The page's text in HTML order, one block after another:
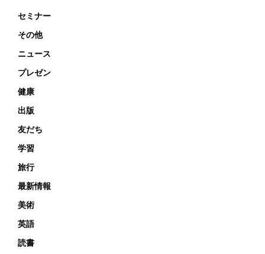
セミナー
その他
ニュース
プレゼン
健康
出版
友だち
学習
旅行
最新情報
美術
英語
読書